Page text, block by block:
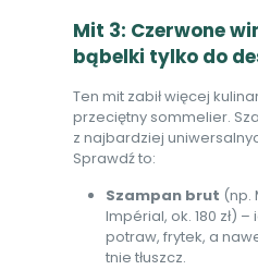
Mit 3: Czerwone
bąbelki tylko do
Ten mit zabił więcej
przeciętny sommelier.
z najbardziej
Sprawdź to:
Szampan brut (np.
Impérial, ok. 180 zł)
potraw, frytek, a
tnie tłuszcz.